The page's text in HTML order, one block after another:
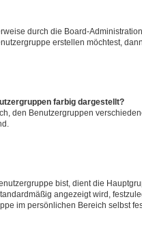
durch die Board-
erstellen möchtest,
farbig dargestellt?
den Benutzergruppen
bist, dient die
angezeigt wird,
im persönlichen Bereich selbst